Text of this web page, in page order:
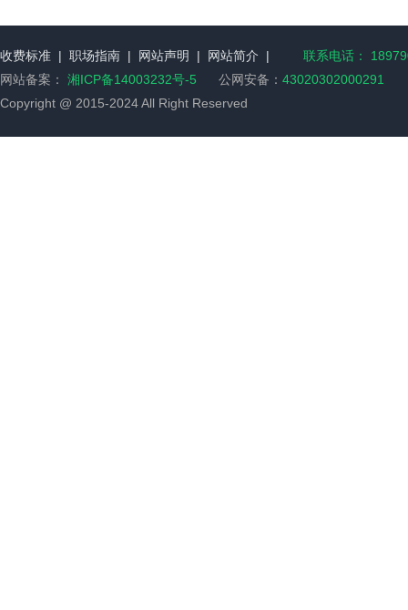
收费标准 | 职场指南 | 网站声明 | 网站简介 |
联系电话：
网站备案： 湘ICP备14003232号-5 公网安备： 43020302000291
Copyright @ 2015-2024 All Right Reserved